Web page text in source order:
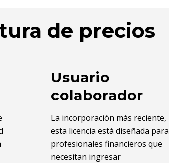
de precios
Usuario
colaborador
La incorporación más reciente,
esta licencia está diseñada para
profesionales financieros que
necesitan ingresar